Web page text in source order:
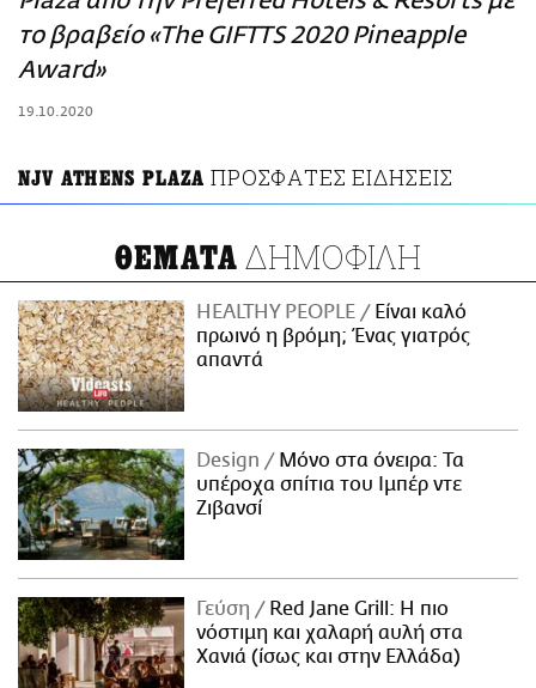
ΑΜΠΑ
PRINT
το βραβείο «The GIFTTS 2020 Pineapple
Award»
19.10.2020
NJV ATHENS PLAZA ΠΡΟΣΦΑΤΕΣ ΕΙΔΗΣΕΙΣ
ΘΕΜΑΤΑ ΔΗΜΟΦΙΛΗ
HEALTHY PEOPLE
Είναι καλό
πρωινό η βρόμη; Ένας γιατρός
απαντά
Design
Μόνο στα όνειρα: Τα
υπέροχα σπίτια του Ιμπέρ ντε
Ζιβανσί
Γεύση
Red Jane Grill: Η πιο
νόστιμη και χαλαρή αυλή στα
Χανιά (ίσως και στην Ελλάδα)